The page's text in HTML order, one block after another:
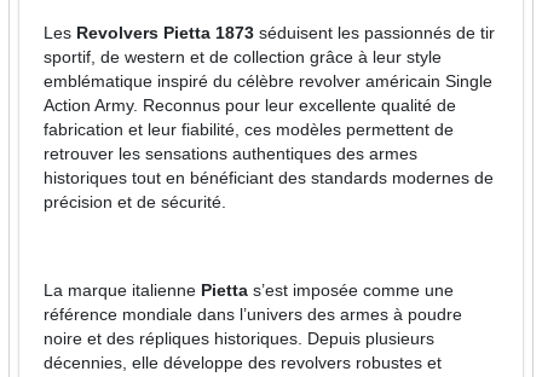
Les Revolvers Pietta 1873 séduisent les passionnés de tir
sportif, de western et de collection grâce à leur style
emblématique inspiré du célèbre revolver américain Single
Action Army. Reconnus pour leur excellente qualité de
fabrication et leur fiabilité, ces modèles permettent de
retrouver les sensations authentiques des armes
historiques tout en bénéficiant des standards modernes de
précision et de sécurité.
La marque italienne Pietta s’est imposée comme une
référence mondiale dans l’univers des armes à poudre
noire et des répliques historiques. Depuis plusieurs
décennies, elle développe des revolvers robustes et